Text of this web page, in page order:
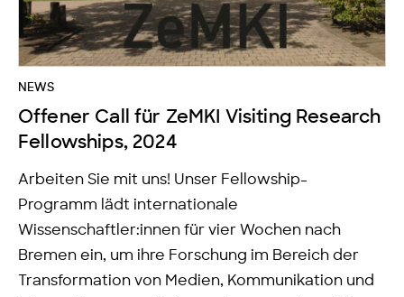
NEWS
Offener Call für ZeMKI Visiting Research
Fellowships, 2024
Arbeiten Sie mit uns! Unser Fellowship-
Programm lädt internationale
Wissenschaftler:innen für vier Wochen nach
Bremen ein, um ihre Forschung im Bereich der
Transformation von Medien, Kommunikation und